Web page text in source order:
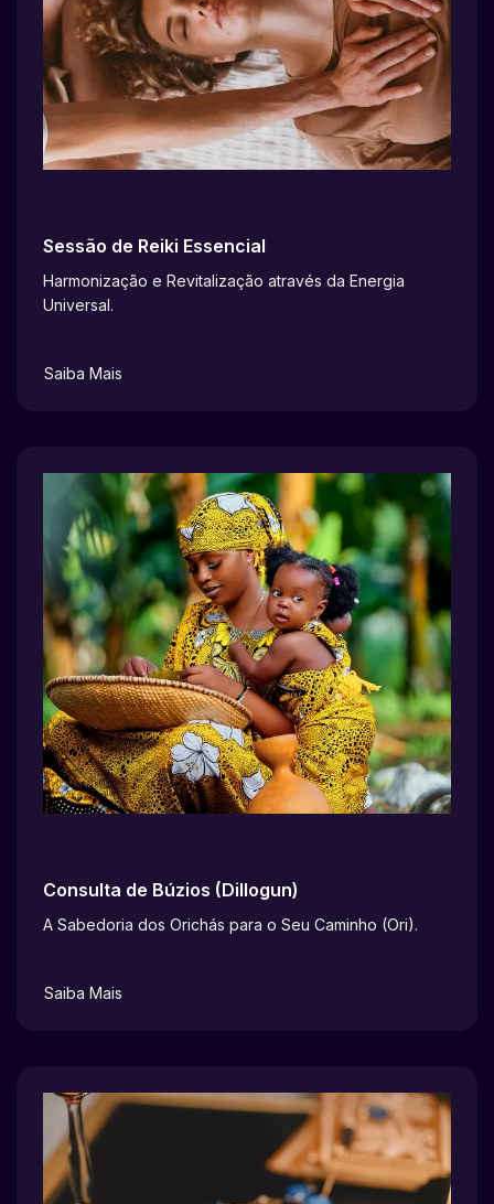
Sessão de Reiki Essencial
Harmonização e Revitalização através da Energia
Universal.
Saiba Mais
Consulta de Búzios (Dillogun)
A Sabedoria dos Orichás para o Seu Caminho (Ori).
Saiba Mais